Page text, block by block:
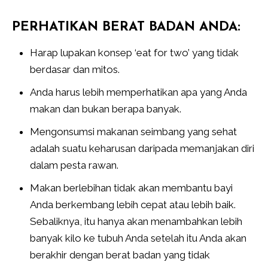
PERHATIKAN BERAT BADAN ANDA:
Harap lupakan konsep ‘eat for two’ yang tidak
berdasar dan mitos.
Anda harus lebih memperhatikan apa yang Anda
makan dan bukan berapa banyak.
Mengonsumsi makanan seimbang yang sehat
adalah suatu keharusan daripada memanjakan diri
dalam pesta rawan.
Makan berlebihan tidak akan membantu bayi
Anda berkembang lebih cepat atau lebih baik.
Sebaliknya, itu hanya akan menambahkan lebih
banyak kilo ke tubuh Anda setelah itu Anda akan
berakhir dengan berat badan yang tidak